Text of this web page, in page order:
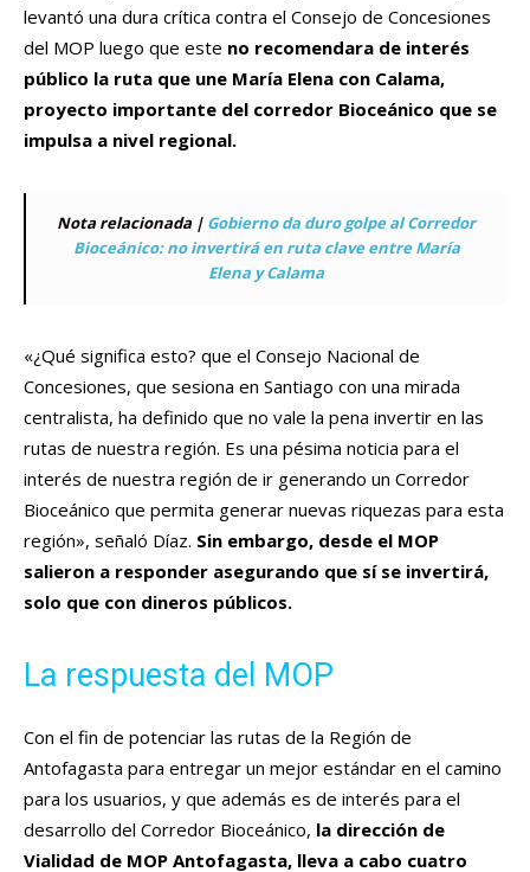
levantó una dura crítica contra el Consejo de Concesiones
del MOP luego que este no recomendara de interés
público la ruta que une María Elena con Calama,
proyecto importante del corredor Bioceánico que se
impulsa a nivel regional.
Nota relacionada | Gobierno da duro golpe al Corredor
Bioceánico: no invertirá en ruta clave entre María
Elena y Calama
«¿Qué significa esto? que el Consejo Nacional de
Concesiones, que sesiona en Santiago con una mirada
centralista, ha definido que no vale la pena invertir en las
rutas de nuestra región. Es una pésima noticia para el
interés de nuestra región de ir generando un Corredor
Bioceánico que permita generar nuevas riquezas para esta
región», señaló Díaz. Sin embargo, desde el MOP
salieron a responder asegurando que sí se invertirá,
solo que con dineros públicos.
La respuesta del MOP
Con el fin de potenciar las rutas de la Región de
Antofagasta para entregar un mejor estándar en el camino
para los usuarios, y que además es de interés para el
desarrollo del Corredor Bioceánico, la dirección de
Vialidad de MOP Antofagasta, lleva a cabo cuatro